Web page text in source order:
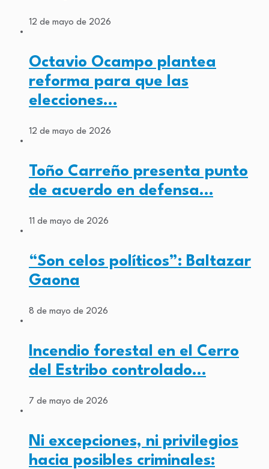
12 de mayo de 2026
Octavio Ocampo plantea
reforma para que las
elecciones…
12 de mayo de 2026
Toño Carreño presenta punto
de acuerdo en defensa…
11 de mayo de 2026
“Son celos políticos”: Baltazar
Gaona
8 de mayo de 2026
Incendio forestal en el Cerro
del Estribo controlado…
7 de mayo de 2026
Ni excepciones, ni privilegios
hacia posibles criminales: